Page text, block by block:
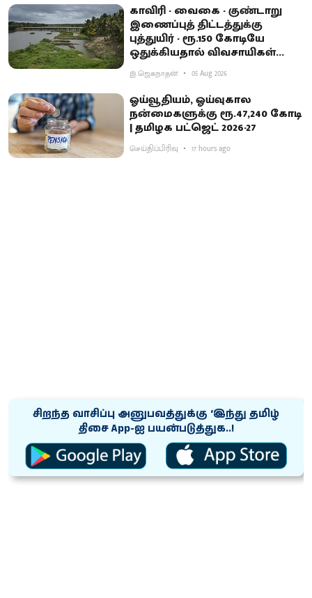
காவிரி - வைகை - குண்டாறு
இணைப்புத் திட்டத்துக்கு
புத்துயிர் - ரூ.150 கோடியே
ஒதுக்கியதால் விவசாயிகள்
ஏமாற்றம்
இ.ஜெகநாதன் 05 Aug 2026
ஓய்வூதியம், ஓய்வுகால
நன்மைகளுக்கு ரூ.47,240 கோடி
| தமிழக பட்ஜெட் 2026-27
செய்திப்பிரிவு 17 hours ago
சிறந்த வாசிப்பு அனுபவத்துக்கு ‘இந்து தமிழ்
திசை App-ஐ பயன்படுத்துக..!